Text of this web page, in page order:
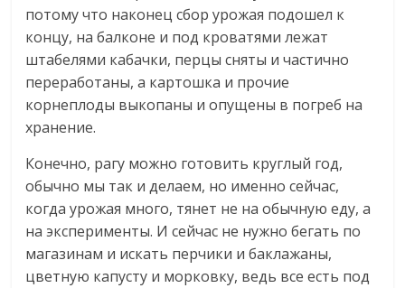
потому что наконец сбор урожая подошел к
концу, на балконе и под кроватями лежат
штабелями кабачки, перцы сняты и частично
переработаны, а картошка и прочие
корнеплоды выкопаны и опущены в погреб на
хранение.
Конечно, рагу можно готовить круглый год,
обычно мы так и делаем, но именно сейчас,
когда урожая много, тянет не на обычную еду, а
на эксперименты. И сейчас не нужно бегать по
магазинам и искать перчики и баклажаны,
цветную капусту и морковку, ведь все есть под